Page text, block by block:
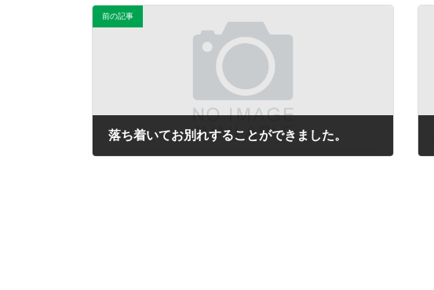
前の記事
落ち着いてお別れすることができました。